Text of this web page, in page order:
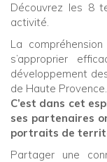
Découvrez les 8
activité.
La
s’approprier
développement
de Haute Provence.
C’est dans cet
ses partenaires
portraits de
Partager une